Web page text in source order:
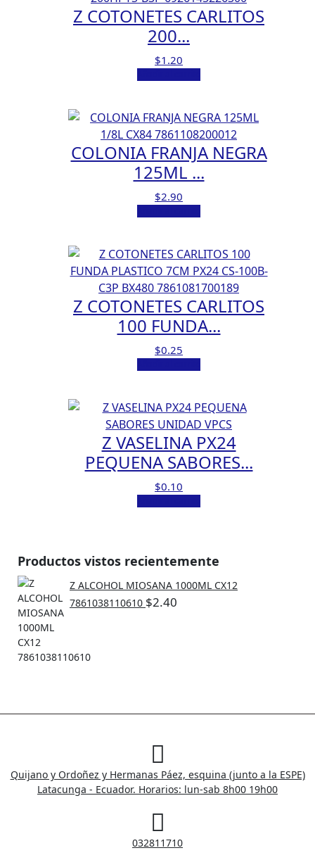
Z COTONETES CARLITOS
200...
$1.20
COLONIA FRANJA NEGRA
125ML ...
$2.90
Z COTONETES CARLITOS
100 FUNDA...
$0.25
Z VASELINA PX24
PEQUENA SABORES...
$0.10
Productos vistos recientemente
Z ALCOHOL MIOSANA 1000ML CX12
7861038110610 $2.40
Quijano y Ordoñez y Hermanas Páez, esquina (junto a la ESPE)
Latacunga - Ecuador. Horarios: lun-sab 8h00 19h00
032811710